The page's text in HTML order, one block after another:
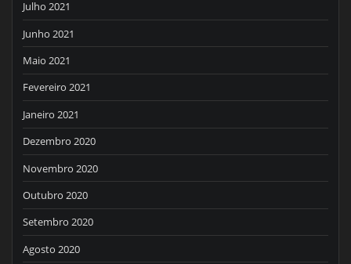
Julho 2021
Junho 2021
Maio 2021
Fevereiro 2021
Janeiro 2021
Dezembro 2020
Novembro 2020
Outubro 2020
Setembro 2020
Agosto 2020